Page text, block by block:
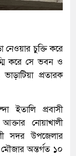
নেওয়ার চুক্তি করে
করে সে ভবন ও
প্রতারক
ইতালি প্রবাসী
নোয়াখালী
সদর উপজেলার
অন্তর্গত ১০